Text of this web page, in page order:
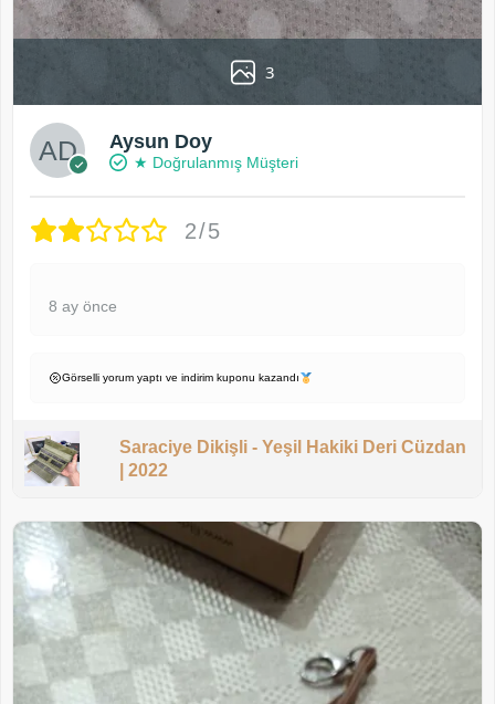
3
Aysun Doy
★ Doğrulanmış Müşteri
2/5
8 ay önce
Görselli yorum yaptı ve indirim kuponu kazandı
Saraciye Dikişli - Yeşil Hakiki Deri Cüzdan
| 2022